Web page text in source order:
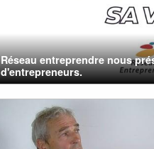
Réseau entreprendre nous
d'entrepreneurs.